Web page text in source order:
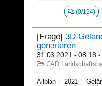
(0/154)
[Frage] 3D-
generieren
31.03.2021 - 08:18 -
CAD
Allplan 2021